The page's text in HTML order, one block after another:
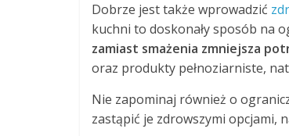
Dobrze jest także wprowadzić
kuchni to doskonały sposób na
zamiast smażenia zmniejsza
oraz produkty pełnoziarniste,
Nie zapominaj również o
zastąpić je zdrowszymi opcjami,